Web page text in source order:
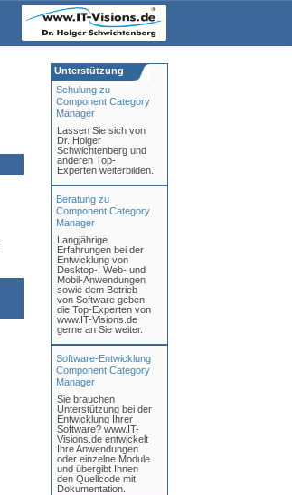
Schulung zu
Component Category
Manager
Lassen Sie sich von
Dr. Holger
Schwichtenberg und
anderen Top-
Experten weiterbilden.
Beratung zu
Component Category
Manager
Langjährige
Erfahrungen bei der
Entwicklung von
Desktop-, Web- und
Mobil-Anwendungen
sowie dem Betrieb
von Software geben
die Top-Experten von
www.IT-Visions.de
gerne an Sie weiter.
Software-Entwicklung
Component Category
Manager
Sie brauchen
Unterstützung bei der
Entwicklung Ihrer
Software? www.IT-
Visions.de entwickelt
Ihre Anwendungen
oder einzelne Module
und übergibt Ihnen
den Quellcode mit
Dokumentation.
Unterstützung